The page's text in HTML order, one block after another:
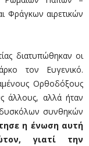
Φράγκων αιρετικών
διατυπώθηκαν οι
τον Ευγενικό.
Ορθοδόξους
άλλους, αλλά ήταν
συνθηκών
η ένωση αυτή
γιατί την